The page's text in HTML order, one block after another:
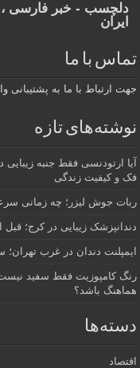
دلچسب - خبر فارسی
ایران
تماس با ما
جهت ارتباط با ما به پشتیبانی واتساپ به شماره
نوشته‌های تازه
آیا ارتودنسی فقط جنبه
فک و کیفیت زندگی
ربات جوش لیزر؛ چه زمانی
دندانپزشک زیبایی در کرج؛ قبل
ایمپلنت دندان در غرب تهران؛
رنگ کامپوزیت فقط سفید
هماهنگ باشد؟
دسته‌ها
اقتصاد